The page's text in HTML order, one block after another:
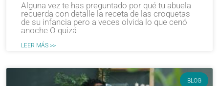
Alguna vez te has preguntado por qué tu abuela
recuerda con detalle la receta de las croquetas
de su infancia pero a veces olvida lo que cenó
anoche O quizá
LEER MÁS >>
BLOG